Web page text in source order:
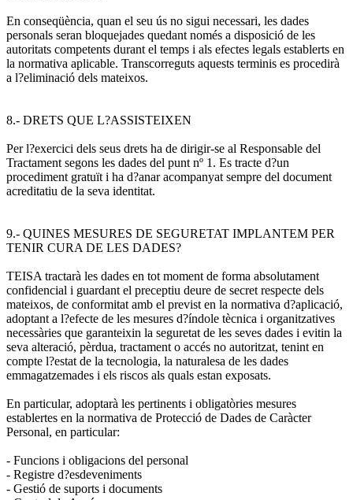
En conseqüència, quan el seu ús no sigui necessari, les dades
personals seran bloquejades quedant només a disposició de les
autoritats competents durant el temps i als efectes legals establerts en
la normativa aplicable. Transcorreguts aquests terminis es procedirà
a l?eliminació dels mateixos.
8.- DRETS QUE L?ASSISTEIXEN
Per l?exercici dels seus drets ha de dirigir-se al Responsable del
Tractament segons les dades del punt nº 1. Es tracte d?un
procediment gratuït i ha d?anar acompanyat sempre del document
acreditatiu de la seva identitat.
9.- QUINES MESURES DE SEGURETAT IMPLANTEM PER
TENIR CURA DE LES DADES?
TEISA tractarà les dades en tot moment de forma absolutament
confidencial i guardant el preceptiu deure de secret respecte dels
mateixos, de conformitat amb el previst en la normativa d?aplicació,
adoptant a l?efecte de les mesures d?índole tècnica i organitzatives
necessàries que garanteixin la seguretat de les seves dades i evitin la
seva alteració, pèrdua, tractament o accés no autoritzat, tenint en
compte l?estat de la tecnologia, la naturalesa de les dades
emmagatzemades i els riscos als quals estan exposats.
En particular, adoptarà les pertinents i obligatòries mesures
establertes en la normativa de Protecció de Dades de Caràcter
Personal, en particular:
- Funcions i obligacions del personal
- Registre d?esdeveniments
- Gestió de suports i documents